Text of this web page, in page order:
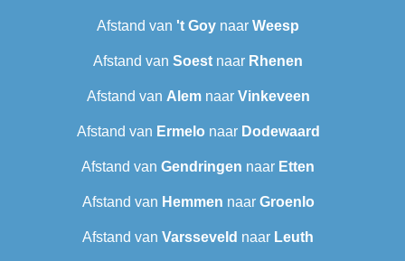
Afstand van 't Goy naar Weesp
Afstand van Soest naar Rhenen
Afstand van Alemnaar Vinkeveen
Afstand van Ermelo naar Dodewaard
Afstand van Gendringen naar Etten
Afstand van Hemmen naar Groenlo
Afstand van Varsseveld naar Leuth